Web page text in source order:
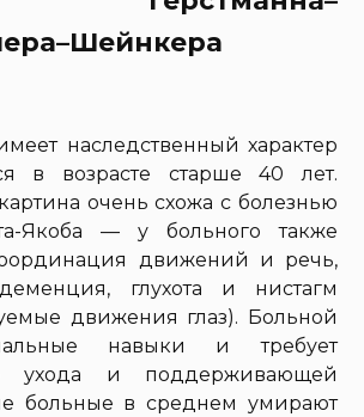
наследственный характер
в возрасте старше 40 лет.
очень схожа с болезнью
Якоба — у больного также
движений и речь,
глухота и нистагм
движения глаз). Больной
навыки и требует
ухода и поддерживающей
больные в среднем умирают